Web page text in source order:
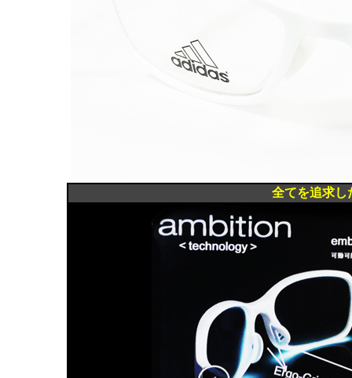
全てを追求し